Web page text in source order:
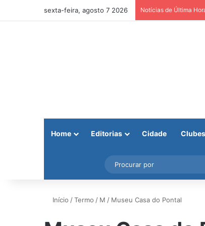
sexta-feira, agosto 7 2026 Notícias de Última
Home Editorias Cidade Clubes
Instagram
Barra Lateral
Início /Termo / M / Museu Casa do Pontal